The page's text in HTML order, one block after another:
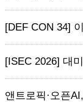
[DEF CON 34]
[ISEC 2026] 대
앤트로픽·오픈